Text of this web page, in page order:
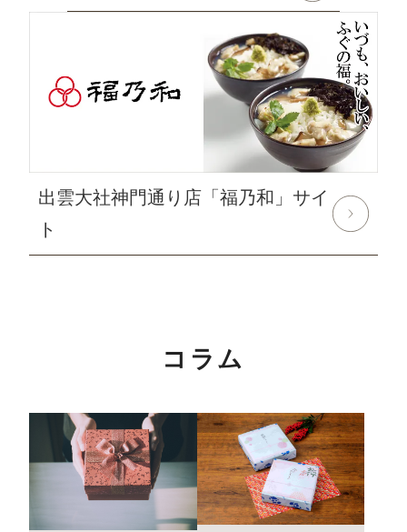
なお、ご注文は随時受け付けておりますので、いつでも
2024年6月10日使えるニュース ランチバッグ様にてふ
ぐみそを紹介して頂きました
和田珍味「夏ギフト特集」開催中！
2024年5月15日 【本店カフェイベントのお知らせ】
大人気ソフトクリームを味わう「サンデーフェア」開催
中！
詳しくはこちら
期間中ご注文を承りますが、ご注文の返信等は5月7日
フリーダイヤル、メール等の返信は4月27日（土）～6
日（月）の期間をお休みとさせていただきますのでご了
承ください。
商品のお届けは5月10日(金)以降となります。予
出雲大社神門通り店「福乃和」サイ
ト
コラム